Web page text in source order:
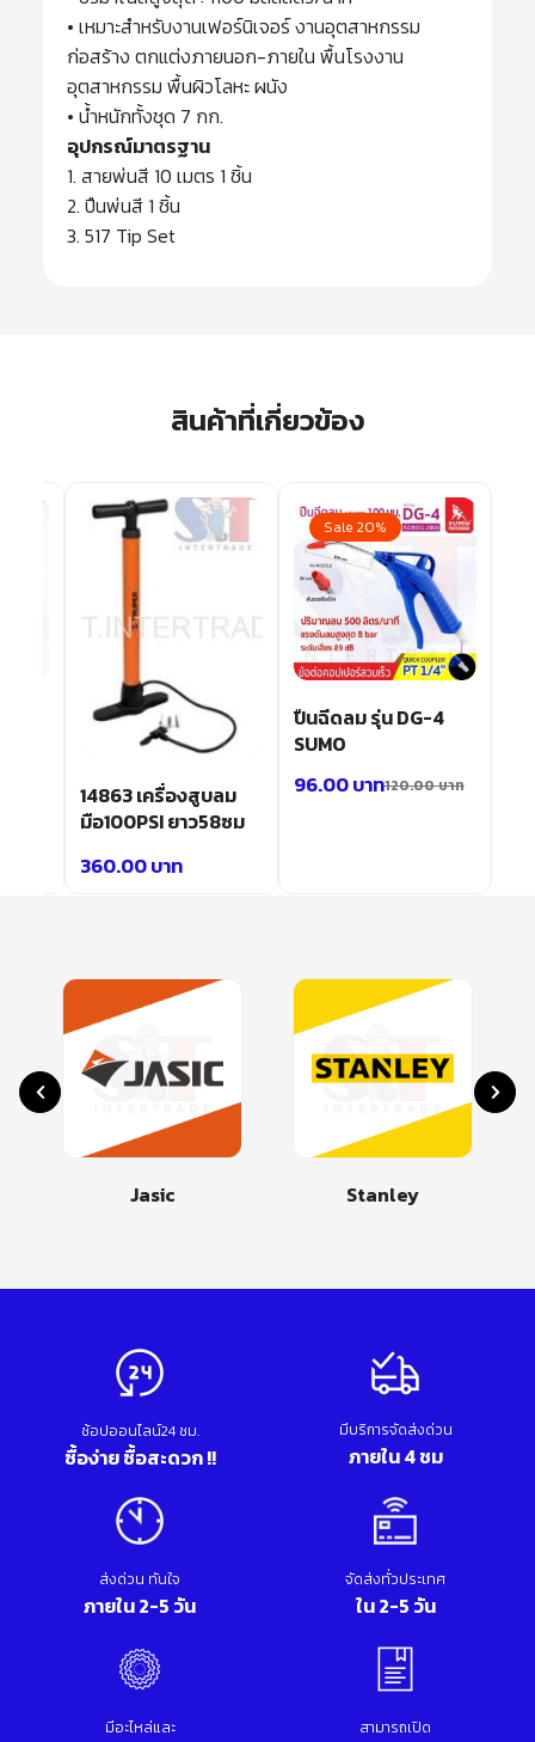
• เหมาะสำหรับงานเฟอร์นิเจอร์ งานอุตสาหกรรม
ก่อสร้าง ตกแต่งภายนอก-ภายใน พื้นโรงงาน
อุตสาหกรรม พื้นผิวโลหะ ผนัง
• น้ำหนักทั้งชุด 7 กก.
อุปกรณ์มาตรฐาน
1. สายพ่นสี 10 เมตร 1 ชิ้น
2. ปืนพ่นสี 1 ชิ้น
3. 517 Tip Set
สินค้าที่เกี่ยวข้อง
14863 เครื่องสูบลม
มือ100PSI ยาว58ซม
360.00บาท
Sale 20%
ปืนฉีดลม รุ่น DG-4
SUMO
120.00บาท
96.00บาท
Jasic Stanley
ช้อปออนไลน์24 ชม.
ซื้อง่าย ซื้อสะดวก !!
มีบริการจัดส่งด่วน
ภายใน 4 ชม
ส่งด่วน ทันใจ
ภายใน 2-5 วัน
จัดส่งทั่วประเทศ
ใน 2-5 วัน
มีอะไหล่และ สามารถเปิด